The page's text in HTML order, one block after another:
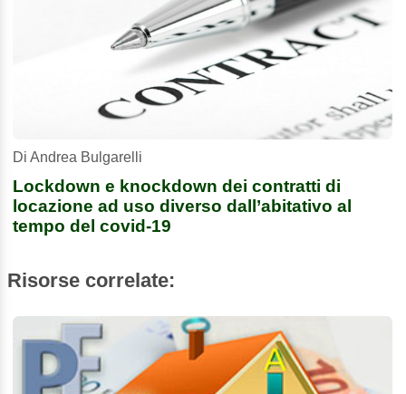
Di Andrea Bulgarelli
Lockdown e knockdown dei contratti di
locazione ad uso diverso dall’abitativo al
tempo del covid-19
Risorse correlate: